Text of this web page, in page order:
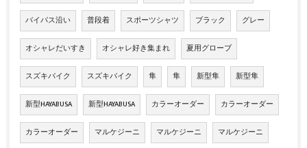
バイパス沿い 普段着 スポーツシャツ ブラック グレー
オシャレだいすき オシャレ好き集まれ 夏用グローブ
スズキバイク スズキバイク 隼 隼 新型隼 新型隼
新型HAYABUSA 新型HAYABUSA カラーオーダー カラーオーダー
カラーオーダー マルケジーニ マルケジーニ マルケジーニ